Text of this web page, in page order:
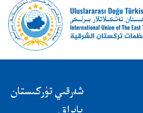
شەرقىي تۈركىستان